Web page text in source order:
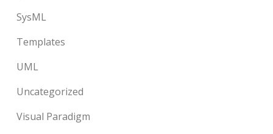
SysML
Templates
UML
Uncategorized
Visual Paradigm